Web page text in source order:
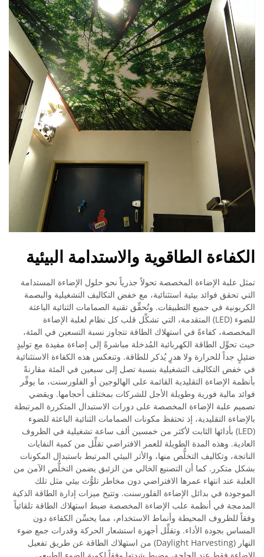
الكفاءة الطاقوية والاستدامة البيئية
تمثل علبة الإضاءة المخصصة تحولاً جذرياً نحو حلول الإضاءة المستدامة
التي تحقق فوائد بيئية استثنائية، مع خفض التكاليف التشغيلية والبصمة
الكربونية في جميع التطبيقات. وتُحقِّق تقنية الصمامات الثنائية الباعثة
للضوء (LED) المتقدمة، التي تشكِّل قلب كل نظام لعلبة الإضاءة
المخصصة، كفاءةً في استهلاك الطاقة تتجاوز نسبة التسعين في المئة،
حيث تحوِّل الطاقة الكهربائية المُدخلة مباشرةً إلى إضاءة مفيدة مع توليدٍ
ضئيلٍ جداً للحرارة ولا هدرٍ يُذكر للطاقة. وتنعكس هذه الكفاءة الاستثنائية
في خفض التكاليف التشغيلية بنسبة تصل إلى سبعين في المئة مقارنةً
بأنظمة الإضاءة التقليدية القائمة على الهالوجين أو الفلورسنت، ما يوفِّر
فوائد مالية فورية وطويلة الأجل للشركات بمختلف أحجامها. ويقضي
تصميم علبة الإضاءة المخصصة على دورات الاستبدال المتكررة المرتبطة
بالإضاءة التقليدية، إذ تحتفظ مكونات الصمامات الثنائية الباعثة للضوء
(LED) بأدائها الثابت لأكثر من خمسين ألف ساعة تشغيلية في الظروف
العادية. وهذه المدة الطويلة للعمر الافتراضي تقلِّل من كمية النفايات
الناتجة، وتكاليف التخلُّص منها، والأثر البيئي المرتبط باستبدال المكونات
بشكل متكرر. كما أن التصنيع الخالي من الزئبق يضمن التخلُّص الآمن من
العلبة عند انتهاء عمرها الافتراضي دون مخاطر تلوُّث بيئي مثل تلك
الموجودة في بدائل الإضاءة الفلورسنت. وتتيح ميزات إدارة الطاقة الذكية
المدمجة في أنظمة علب الإضاءة المخصصة ضبط استهلاك الطاقة تلقائياً
وفقاً للظروف المحيطة وأنماط الاستخدام، مما يحسِّن الكفاءة دون
المساس بجودة الأداء. وتقلِّل أجهزة استشعار الحركة وقدرات جمع ضوء
النهار (Daylight Harvesting) من استهلاك الطاقة عن طريق تفعيل